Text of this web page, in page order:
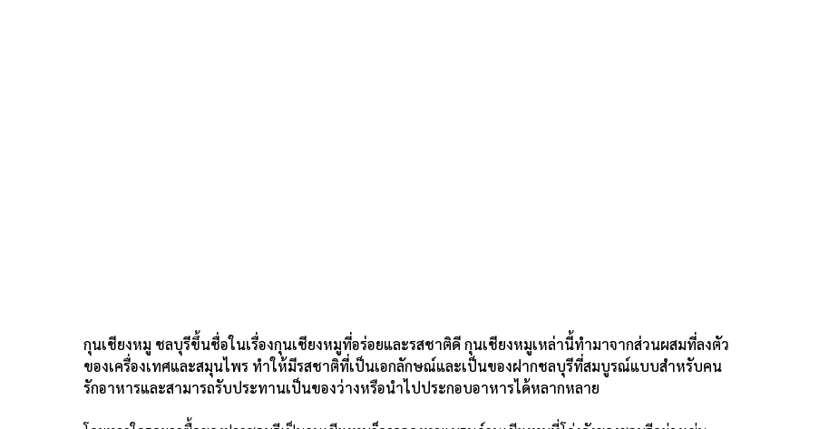
กุนเชียงหมู ชลบุรีขึ้นชื่อในเรื่องกุนเชียงหมูที่อร่อยและรสชาติดี กุนเชียงหมูเหล่านี้ทำมาจากส่วนผสมที่ลงตัว
ของเครื่องเทศและสมุนไพร ทำให้มีรสชาติที่เป็นเอกลักษณ์และเป็นของฝากชลบุรีที่สมบูรณ์แบบสำหรับคน
รักอาหารและสามารถรับประทานเป็นของว่างหรือนำไปประกอบอาหารได้หลากหลาย